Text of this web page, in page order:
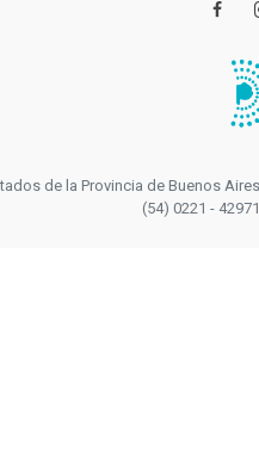

de la Provincia de Buenos
(54) 0221 -